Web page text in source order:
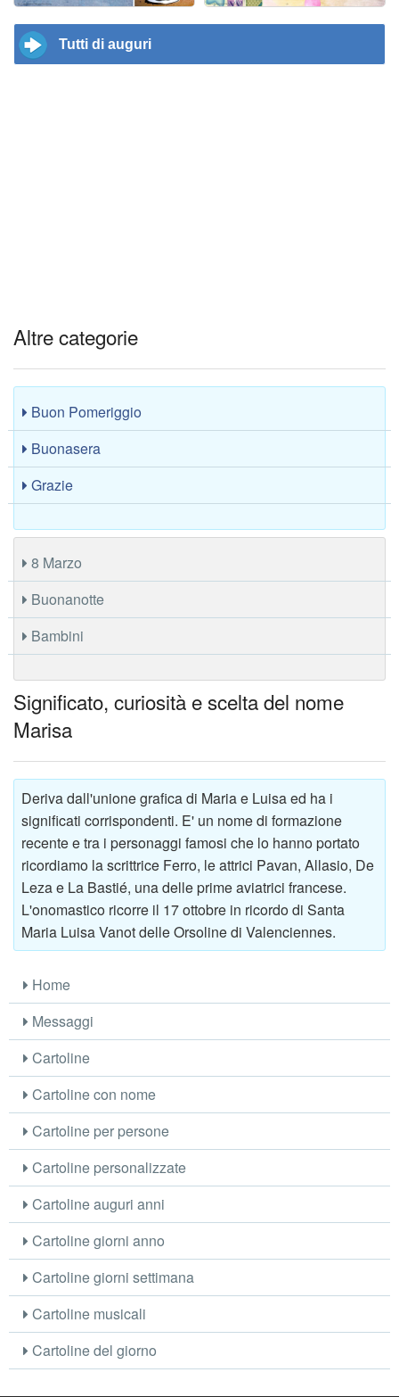
Tutti di auguri
Altre categorie
Buon Pomeriggio
Buonasera
Grazie
8 Marzo
Buonanotte
Bambini
Significato, curiosità e scelta del nome
Marisa
Deriva dall'unione grafica di Maria e Luisa ed ha i
significati corrispondenti. E' un nome di formazione
recente e tra i personaggi famosi che lo hanno portato
ricordiamo la scrittrice Ferro, le attrici Pavan, Allasio, De
Leza e La Bastié, una delle prime aviatrici francese.
L'onomastico ricorre il 17 ottobre in ricordo di Santa
Maria Luisa Vanot delle Orsoline di Valenciennes.
Home
Messaggi
Cartoline
Cartoline con nome
Cartoline per persone
Cartoline personalizzate
Cartoline auguri anni
Cartoline giorni anno
Cartoline giorni settimana
Cartoline musicali
Cartoline del giorno